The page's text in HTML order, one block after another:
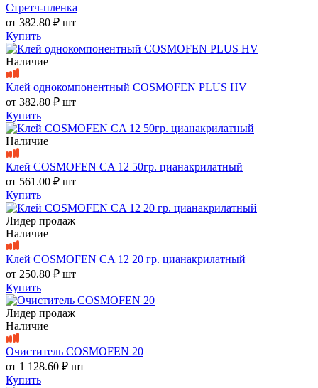
Стретч-пленка
от 382.80 ₽ шт
Купить
Наличие
Клей однокомпонентный COSMOFEN PLUS HV
от 382.80 ₽ шт
Купить
Наличие
Клей COSMOFEN CA 12 50гр. цианакрилатный
от 561.00 ₽ шт
Купить
Лидер продаж
Наличие
Клей COSMOFEN CA 12 20 гр. цианакрилатный
от 250.80 ₽ шт
Купить
Лидер продаж
Наличие
Очиститель COSMOFEN 20
от 1 128.60 ₽ шт
Купить